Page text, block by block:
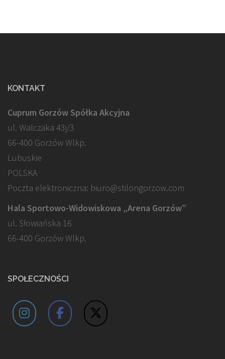
KONTAKT
Cuprum Gorzów Spółka Akcyjna
ul. Walczaka 43j/3
66-400 Gorzów Wlkp.
Lubuskie
POLSKA
Poczta elektroniczna: biuro@stilongorzow.com
Hala Sportowo-Widowiskowa „Arena Gorzów”
ul. Słowiańska 16
66-400 Gorzów Wlkp.
SPOŁECZNOŚCI